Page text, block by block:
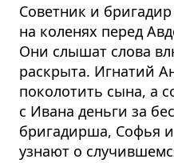
Советник и
на коленях перед
Они слышат слова
раскрыта. Игнатий
поколотить сына, а
с Ивана деньги за
бригадирша, Софья
узнают о